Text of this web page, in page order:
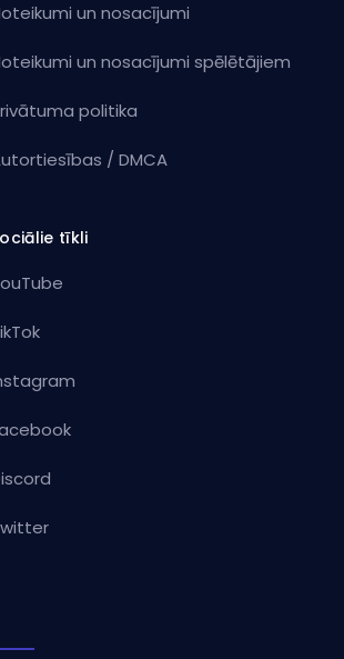
un nosacījumi
un nosacījumi spēlētājiem
politika
/ DMCA
tīkli